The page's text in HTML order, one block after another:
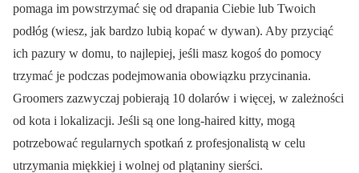
pomaga im powstrzymać się od drapania Ciebie lub Twoich
podłóg (wiesz, jak bardzo lubią kopać w dywan). Aby przyciąć
ich pazury w domu, to najlepiej, jeśli masz kogoś do pomocy
trzymać je podczas podejmowania obowiązku przycinania.
Groomers zazwyczaj pobierają 10 dolarów i więcej, w zależności
od kota i lokalizacji. Jeśli są one long-haired kitty, mogą
potrzebować regularnych spotkań z profesjonalistą w celu
utrzymania miękkiej i wolnej od plątaniny sierści.